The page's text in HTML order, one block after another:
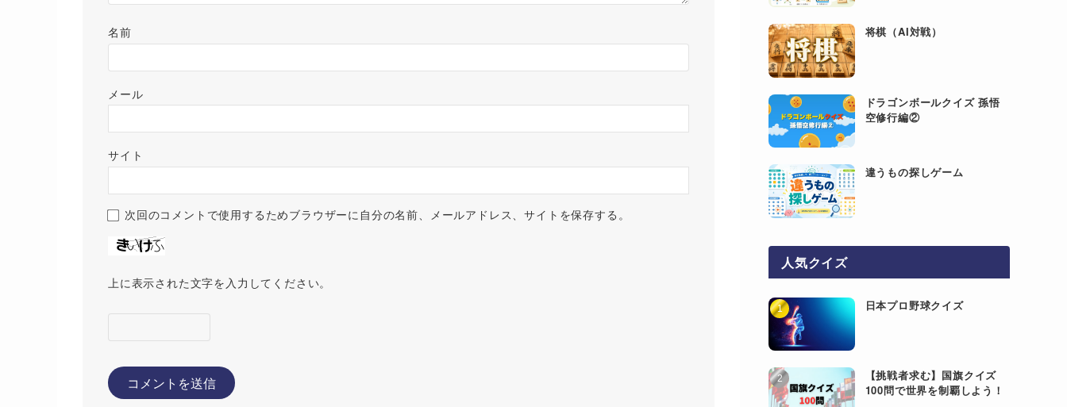
名前
メール
サイト
次回のコメントで使用するためブラウザーに自分の名前、メールアドレス、サイトを保存する。
上に表示された文字を入力してください。
将棋（AI対戦）
ドラゴンボールクイズ 孫悟
空修行編②
違うもの探しゲーム
人気クイズ
日本プロ野球クイズ
【挑戦者求む】国旗クイズ
100問で世界を制覇しよう！